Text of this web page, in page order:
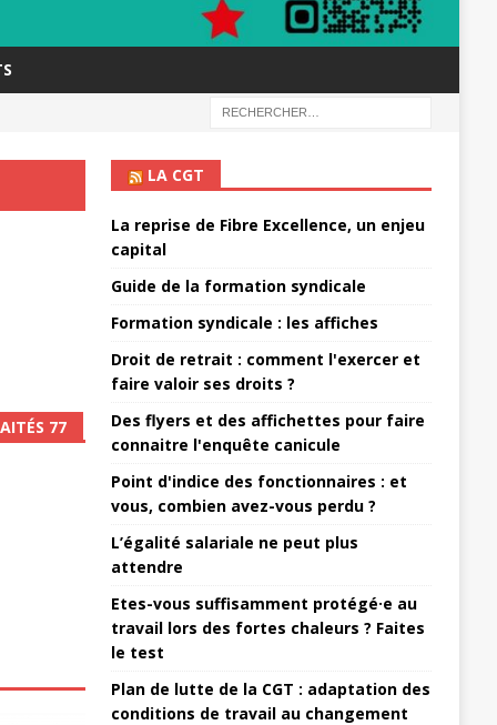
77
LA CGT
La reprise de Fibre Excellence, un enjeu
capital
Guide de la formation syndicale
Formation syndicale : les affiches
Droit de retrait : comment l'exercer et
faire valoir ses droits ?
Des flyers et des affichettes pour faire
connaitre l'enquête canicule
Point d'indice des fonctionnaires : et
vous, combien avez-vous perdu ?
L’égalité salariale ne peut plus
attendre
Etes-vous suffisamment protégé·e au
travail lors des fortes chaleurs ? Faites
le test
Plan de lutte de la CGT : adaptation des
conditions de travail au changement